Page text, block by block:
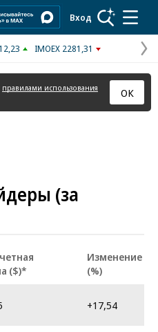
Вход
IMOEX 2281,31
правилами использования
ОК
(за
($)*
Изменение
(%)
+17,54